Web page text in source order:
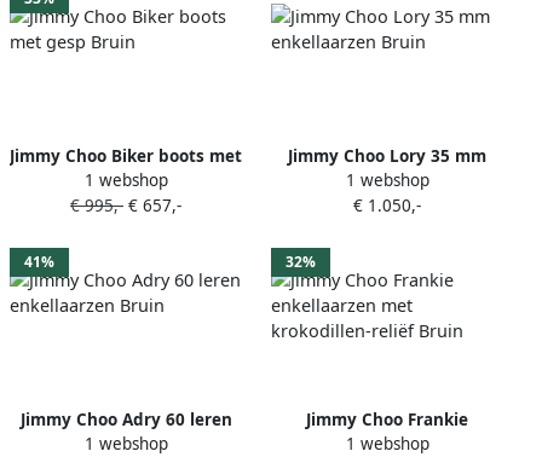
Jimmy Choo Biker boots met
gesp Bruin
1 webshop
€ 995,- € 657,-
Jimmy Choo Lory 35 mm
enkellaarzen Bruin
1 webshop
€ 1.050,-
41%
Jimmy Choo Adry 60 leren
enkellaarzen Bruin
1 webshop
32%
Jimmy Choo Frankie
enkellaarzen met
1 webshop